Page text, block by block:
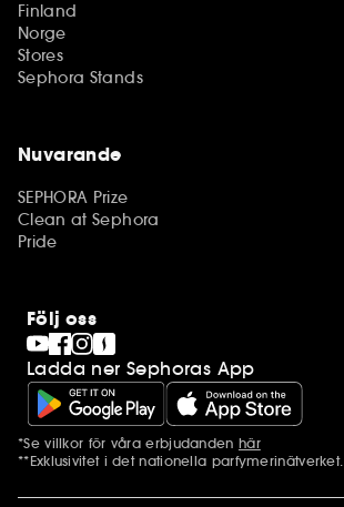
Finland
Norge
Stores
Sephora Stands
Nuvarande
SEPHORA Prize
Clean at Sephora
Pride
Följ oss
Ladda ner Sephoras App
Ytterligare information
*Se villkor för våra erbjudanden här
**Exklusivitet i det nationella parfymerinätverket.